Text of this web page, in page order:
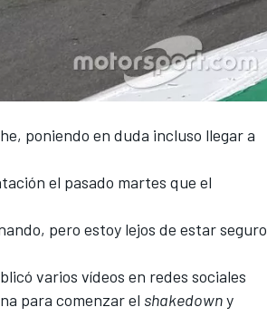
, poniendo en duda incluso llegar a
el pasado martes que el
pero estoy lejos de estar seguro
varios vídeos en redes sociales
para comenzar el shakedowny